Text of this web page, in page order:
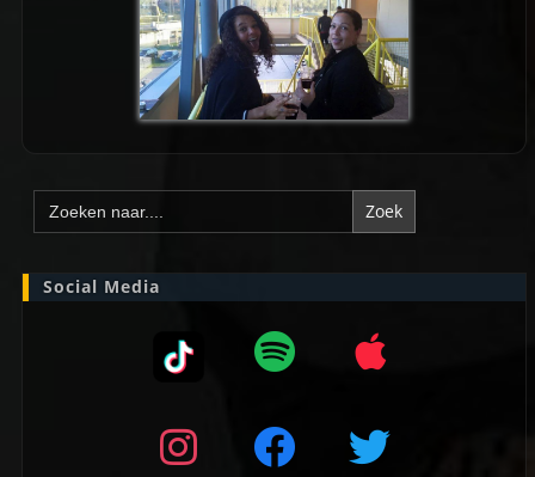
Zoek
naar:
Social Media